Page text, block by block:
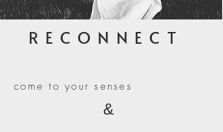
RECONNECT
come to your senses
&